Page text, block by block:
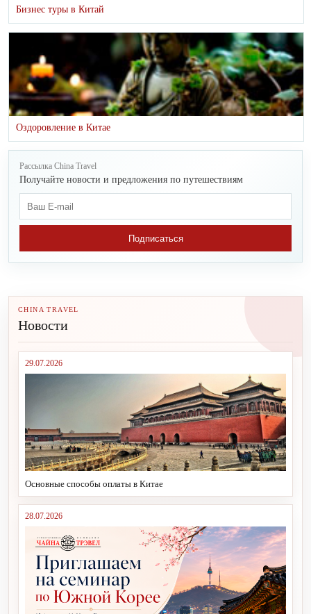
Бизнес туры в Китай
Оздоровление в Китае
Рассылка China Travel
Получайте новости и предложения по путешествиям
Подписаться
CHINA TRAVEL
Новости
29.07.2026
Основные способы оплаты в Китае
28.07.2026